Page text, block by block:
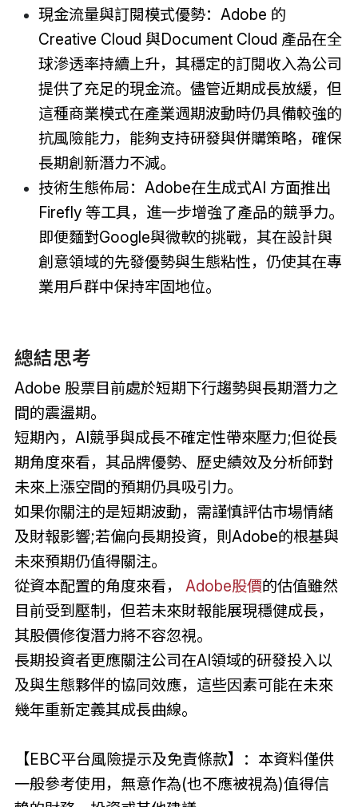
現金流量與訂閱模式優勢：Adobe 的
Creative Cloud 與Document Cloud 產品在全
球滲透率持續上升，其穩定的訂閱收入為公司
提供了充足的現金流。儘管近期成長放緩，但
這種商業模式在產業週期波動時仍具備較強的
抗風險能力，能夠支持研發與併購策略，確保
長期創新潛力不減。
技術生態佈局：Adobe在生成式AI 方面推出
Firefly 等工具，進一步增強了產品的競爭力。
即便麵對Google與微軟的挑戰，其在設計與
創意領域的先發優勢與生態粘性，仍使其在專
業用戶群中保持牢固地位。
總結思考
Adobe 股票目前處於短期下行趨勢與長期潛力之
間的震盪期。
短期內，AI競爭與成長不確定性帶來壓力;但從長
期角度來看，其品牌優勢、歷史績效及分析師對
未來上漲空間的預期仍具吸引力。
如果你關注的是短期波動，需謹慎評估市場情緒
及財報影響;若偏向長期投資，則Adobe的根基與
未來預期仍值得關注。
從資本配置的角度來看， Adobe股價的估值雖然
目前受到壓制，但若未來財報能展現穩健成長，
其股價修復潛力將不容忽視。
長期投資者更應關注公司在AI領域的研發投入以
及與生態夥伴的協同效應，這些因素可能在未來
幾年重新定義其成長曲線。
【EBC平台風險提示及免責條款】：本資料僅供
一般參考使用，無意作為(也不應被視為)值得信